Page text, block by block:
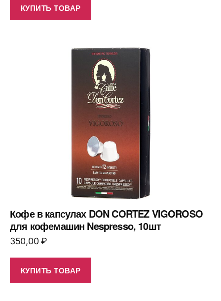
КУПИТЬ ТОВАР
Кофе в капсулах DON CORTEZ VIGOROSO
для кофемашин Nespresso, 10шт
350,00₽
КУПИТЬ ТОВАР